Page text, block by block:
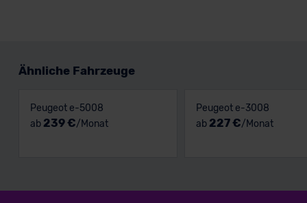
Ähnliche Fahrzeuge
Peugeot e-5008
ab 239 €/Monat
Peugeot e-3008
ab 227 €/Monat